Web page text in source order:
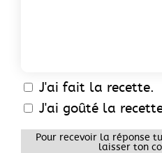
J'ai fait la recette.
J'ai goûté la
Pour recevoir la réponse
laisser ton